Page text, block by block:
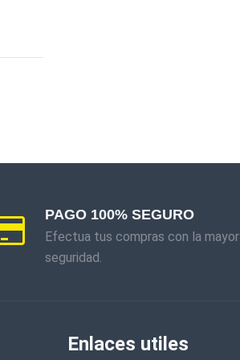
PAGO 100% SEGURO
Efectua tus compras con la mayor
seguridad.
Enlaces utiles